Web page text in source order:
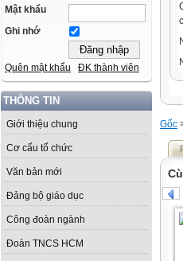
Mật khẩu
Ghi nhớ
Quên mật khẩu ĐK thành viên
THÔNG TIN
Giới thiệu chung
Cơ cấu tổ chức
Văn bản mới
Đảng bộ giáo dục
Công đoàn ngành
Đoàn TNCS HCM
Gốc